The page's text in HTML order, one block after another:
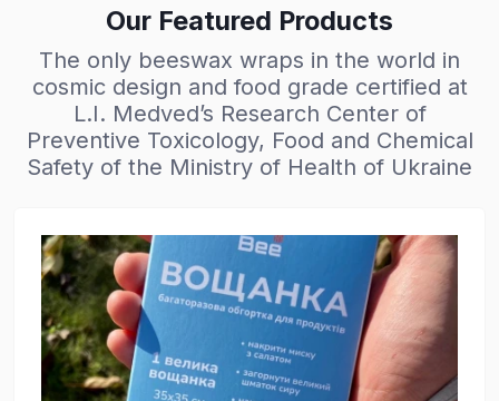
Our Featured Products
The only beeswax wraps in the world in
cosmic design and food grade certified at
L.I. Medved’s Research Center of
Preventive Toxicology, Food and Chemical
Safety of the Ministry of Health of Ukraine